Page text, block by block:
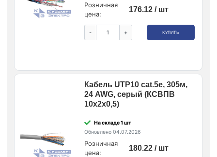
Розничная
цена:
176.12 / шт
- + КУПИТЬ
Кабель UTP10 cat.5e, 305м,
24 AWG, серый (КСВПВ
10x2x0,5)
На складе 1 шт
Обновлено 04.07.2026
Розничная
цена:
180.22 / шт